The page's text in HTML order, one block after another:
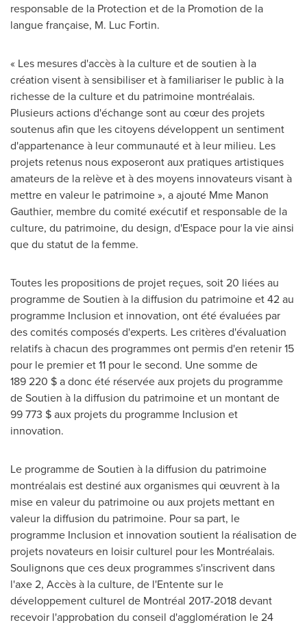
responsable de la Protection et de la Promotion de la
langue française, M. Luc Fortin.
« Les mesures d'accès à la culture et de soutien à la
création visent à sensibiliser et à familiariser le public à la
richesse de la culture et du patrimoine montréalais.
Plusieurs actions d'échange sont au cœur des projets
soutenus afin que les citoyens développent un sentiment
d'appartenance à leur communauté et à leur milieu. Les
projets retenus nous exposeront aux pratiques artistiques
amateurs de la relève et à des moyens innovateurs visant à
mettre en valeur le patrimoine », a ajouté Mme Manon
Gauthier, membre du comité exécutif et responsable de la
culture, du patrimoine, du design, d'Espace pour la vie ainsi
que du statut de la femme.
Toutes les propositions de projet reçues, soit 20 liées au
programme de Soutien à la diffusion du patrimoine et 42 au
programme Inclusion et innovation, ont été évaluées par
des comités composés d'experts. Les critères d'évaluation
relatifs à chacun des programmes ont permis d'en retenir 15
pour le premier et 11 pour le second. Une somme de
189 220 $ a donc été réservée aux projets du programme
de Soutien à la diffusion du patrimoine et un montant de
99 773 $ aux projets du programme Inclusion et
innovation.
Le programme de Soutien à la diffusion du patrimoine
montréalais est destiné aux organismes qui œuvrent à la
mise en valeur du patrimoine ou aux projets mettant en
valeur la diffusion du patrimoine. Pour sa part, le
programme Inclusion et innovation soutient la réalisation de
projets novateurs en loisir culturel pour les Montréalais.
Soulignons que ces deux programmes s'inscrivent dans
l'axe 2, Accès à la culture, de l'Entente sur le
développement culturel de Montréal 2017-2018 devant
recevoir l'approbation du conseil d'agglomération le 24